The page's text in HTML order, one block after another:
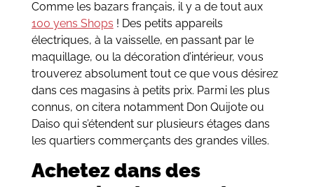
Comme les bazars français, il y a de tout aux
100 yens Shops ! Des petits appareils
électriques, à la vaisselle, en passant par le
maquillage, ou la décoration d’intérieur, vous
trouverez absolument tout ce que vous désirez
dans ces magasins à petits prix. Parmi les plus
connus, on citera notamment Don Quijote ou
Daiso qui s’étendent sur plusieurs étages dans
les quartiers commerçants des grandes villes.
Achetez dans des